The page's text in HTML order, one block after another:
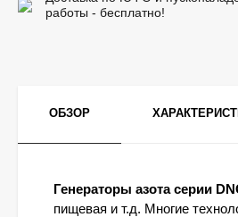
работы - бесплатно!
ОБЗОР
Генераторы азота серии
пищевая и т.д. Многие